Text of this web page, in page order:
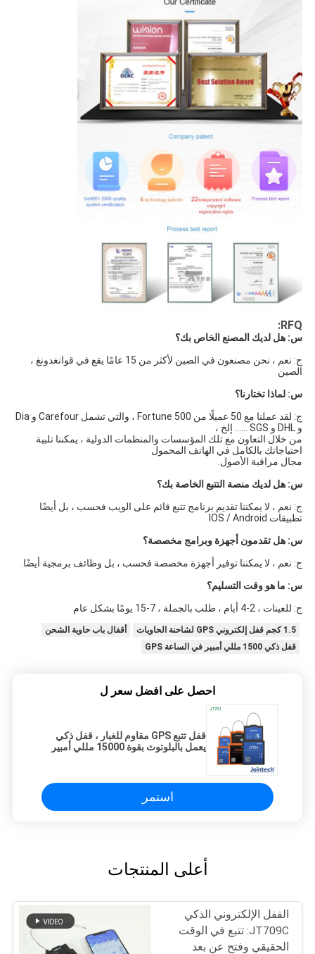
RFQ:
س: هل لديك المصنع الخاص بك؟
الصين
س: لماذا تختارنا؟
و DHL و SGS ...... إلخ ،
احتياجاتك بالكامل في الهاتف المحمول
مجال مراقبة الأصول.
س: هل لديك منصة التتبع الخاصة بك؟
تطبيقات IOS / Android
س: هل تقدمون أجهزة وبرامج مخصصة؟
ج: نعم ، لا يمكننا توفير أجهزة مخصصة فحسب ، بل وظائف برمجية أيضًا.
س: ما هو وقت التسليم؟
ج: للعينات ، 2-4 أيام ، طلب بالجملة ، 7-15 يومًا بشكل عام
1.5 كجم قفل إلكتروني GPS لشاحنة الحاويات
أقفال باب حاوية الشحن
قفل ذكي 1500 مللي أمبير في الساعة GPS
احصل على افضل سعر ل
قفل تتبع GPS مقاوم للغبار ، قفل ذكي
يعمل بالبلوتوث بقوة 15000 مللي أمبير
استمر
أعلى المنتجات
القفل الإلكتروني الذكي
JT709C: تتبع في الوقت
الحقيقي وفتح عن بعد